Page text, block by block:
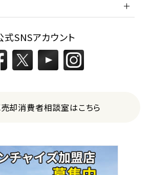
式SNSアカウント
却消費者相談室はこちら